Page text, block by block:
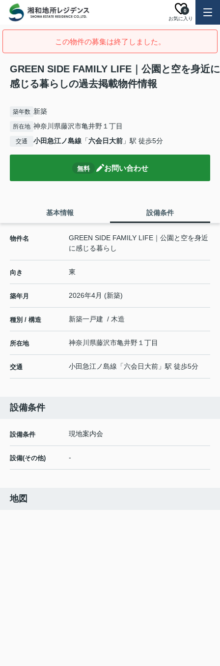
お気に入り
0
この物件の募集は終了しました。
GREEN SIDE FAMILY LIFE｜公園と空を身近に
感じる暮らしの過去掲載物件情報
築年数 新築
所在地 神奈川県藤沢市亀井野１丁目
交通 小田急江ノ島線 「六会日大前 」駅 徒歩5分
無料 お問い合わせ
基本情報 設備条件
物件名
GREEN SIDE FAMILY LIFE｜公園と空を身近
に感じる暮らし
向き 東
築年月 2026年4月 (新築)
種別 / 構造 新築一戸建 / 木造
所在地 神奈川県藤沢市亀井野 １丁目
交通 小田急江ノ島線 「六会日大前 」駅 徒歩5分
設備条件
設備条件 現地案内会
設備(その他) -
地図